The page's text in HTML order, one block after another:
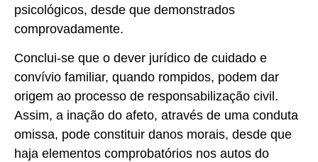
psicológicos, desde que demonstrados
comprovadamente.
Conclui-se que o dever jurídico de cuidado e
convívio familiar, quando rompidos, podem dar
origem ao processo de responsabilização civil.
Assim, a inação do afeto, através de uma conduta
omissa, pode constituir danos morais, desde que
haja elementos comprobatórios nos autos do